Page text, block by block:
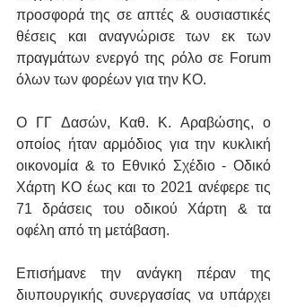
προσφορά της σε απτές & ουσιαστικές
θέσεις και αναγνώρισε των εκ των
πραγμάτων ενεργό της ρόλο σε Forum
όλων των φορέων για την ΚΟ.
Ο ΓΓ Δασών, Καθ. Κ. Αραβώσης, ο
οποίος ήταν αρμόδιος για την κυκλική
οικονομία & το Εθνικό Σχέδιο - Οδικό
Χάρτη ΚΟ έως και το 2021 ανέφερε τις
71 δράσεις του οδικού Χάρτη & τα
οφέλη από τη μετάβαση.
Επισήμανε την ανάγκη πέραν της
διυπουργικής συνεργασίας να υπάρχει